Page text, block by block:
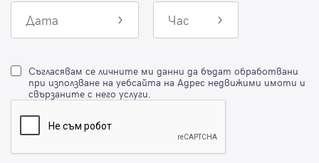
Дата Час
Съгласявам се личните ми данни да бъдат обработвани
при използване на уебсайта на Адрес недвижими имоти и
свързаните с него услуги.